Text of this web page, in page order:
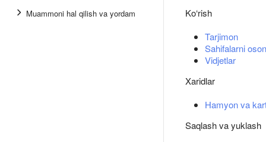
Muammoni hal qilish va yordam
Ko‘rish
Tarjimon
Sahifalarni
Vidjetlar
Xaridlar
Hamyon va
Saqlash va yuklash